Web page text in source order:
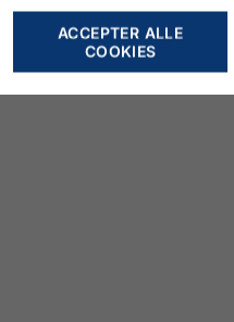
tjavser og
ACCEPTER ALLE
COOKIES